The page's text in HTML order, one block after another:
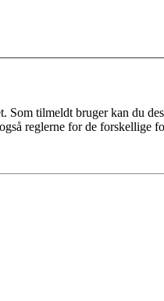
tilmeldt bruger kan du
reglerne for de forskellige